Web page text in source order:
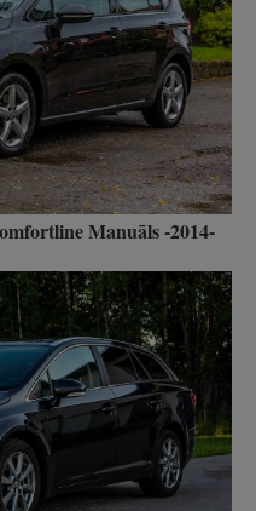
Manuāls -2014-